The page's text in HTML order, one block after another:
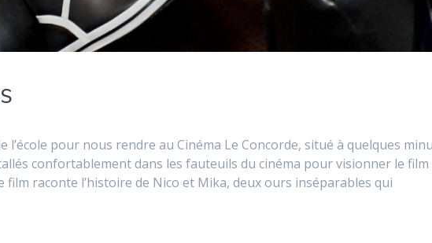
l’école pour nous rendre au Cinéma Le Concorde, situé à quelques
confortablement dans les fauteuils du cinéma pour visionner le film
film raconte l’histoire de Nico et Mika, deux ours inséparables qui